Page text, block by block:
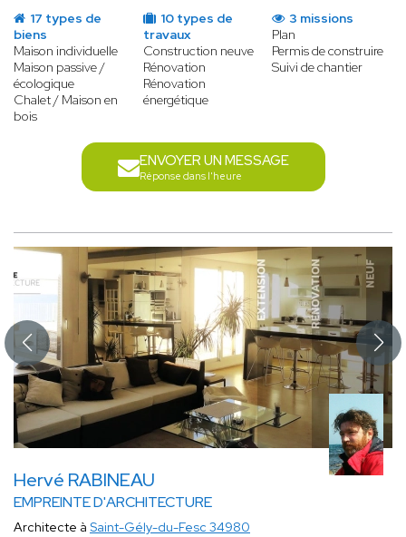
17 types de
biens
Maison individuelle
Maison passive /
écologique
Chalet / Maison en
bois
10 types de
travaux
Construction neuve
Rénovation
Rénovation
énergétique
3 missions
Plan
Permis de construire
Suivi de chantier
ENVOYER UN MESSAGE
Réponse dans l'heure
Hervé RABINEAU
EMPREINTE D'ARCHITECTURE
Architecte à Saint-Gély-du-Fesc 34980